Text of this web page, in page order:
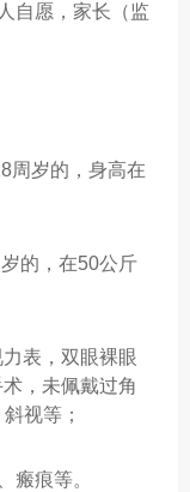
自愿，家长（监
岁的，身高在
的，在50公斤
表，双眼裸眼
，未佩戴过角
视等；
痕等。